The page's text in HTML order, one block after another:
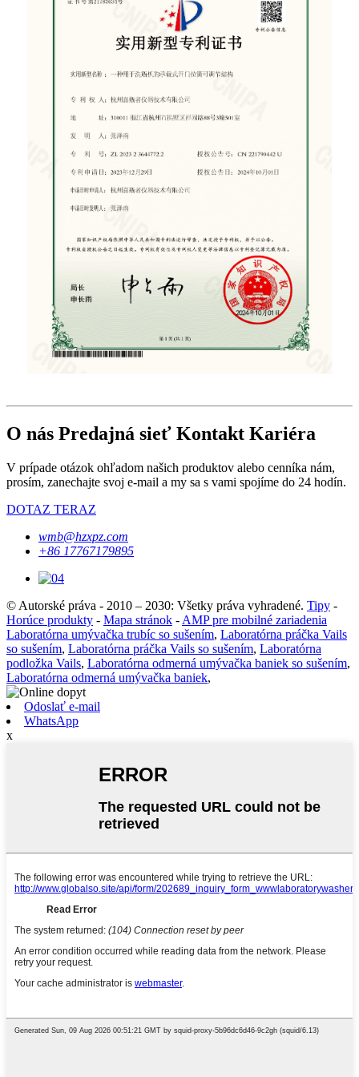
O nás Predajná sieť Kontakt Kariéra
V prípade otázok ohľadom našich produktov alebo cenníka nám,
prosím, zanechajte svoj e-mail a my sa s vami spojíme do 24 hodín.
DOTAZ TERAZ
wmb@hzxpz.com
+86 17767179895
© Autorské práva - 2010 – 2030: Všetky práva vyhradené. Tipy -
Horúce produkty - Mapa stránok - AMP pre mobilné zariadenia
Laboratórna umývačka trubíc so sušením, Laboratórna práčka Vails
so sušením, Laboratórna práčka Vails so sušením, Laboratórna
podložka Vails, Laboratórna odmerná umývačka baniek so sušením,
Laboratórna odmerná umývačka baniek,
Odoslať e-mail
WhatsApp
x